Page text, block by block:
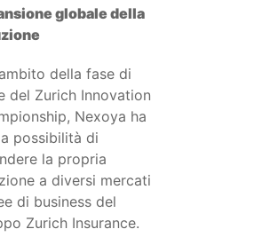
globale della
della fase di
del Zurich Innovation
Nexoya ha
possibilità di
la propria
a diversi mercati
di business del
Zurich Insurance.